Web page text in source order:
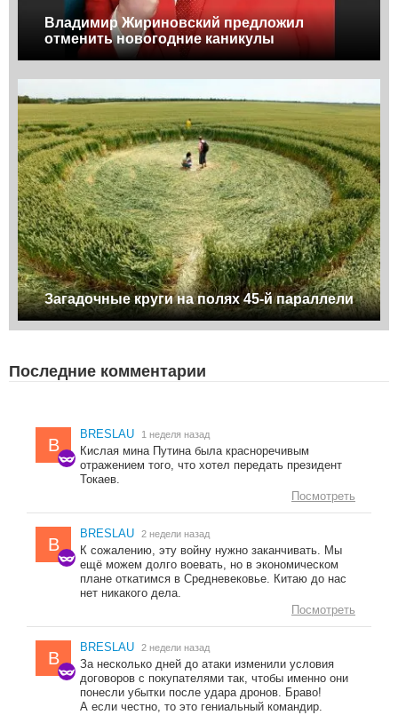
Владимир Жириновский предложил
отменить новогодние каникулы
Загадочные круги на полях 45-й параллели
Последние комментарии
B
BRESLAU 1 неделя назад
Кислая мина Путина была красноречивым
отражением того, что хотел передать президент
Токаев.
Посмотреть
B
BRESLAU 2 недели назад
К сожалению, эту войну нужно заканчивать. Мы
ещё можем долго воевать, но в экономическом
плане откатимся в Средневековье. Китаю до нас
нет никакого дела.
Посмотреть
B
BRESLAU 2 недели назад
За несколько дней до атаки изменили условия
договоров с покупателями так, чтобы именно они
понесли убытки после удара дронов. Браво!
А если честно, то это гениальный командир.